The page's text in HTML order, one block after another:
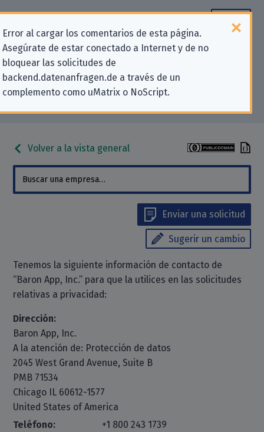
Error al cargar los comentarios de esta página.
Asegúrate de estar conectado a Internet y de no
bloquear las solicitudes de
backend.datenanfragen.de a través de un
complemento como uMatrix o NoScript.
Información de contacto para
solicitudes relativas a la privacidad
para «Baron App, Inc.»
Volver a la vista general
Enviar una solicitud
Sugerir un cambio
Tenemos la siguiente información de contacto de
“Baron App, Inc.” para que la utilices en las solicitudes
relativas a privacidad:
Dirección:
Baron App, Inc.
A la atención de: Protección de datos
2045 West Grand Avenue, Suite B
PMB 71534
Chicago IL 60612-1577
United States of America
Teléfono:
+1 800 243 1739